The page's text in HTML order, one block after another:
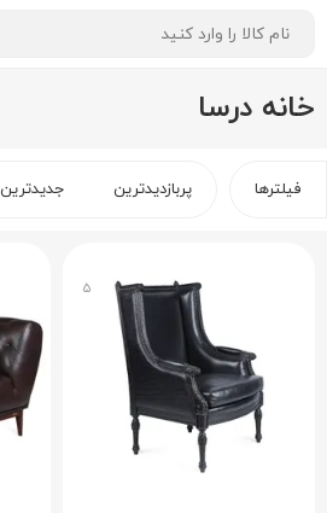
خانه درسا
فیلترها پربازدیدترین جدیدترین
۵